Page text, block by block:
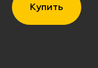
Купить